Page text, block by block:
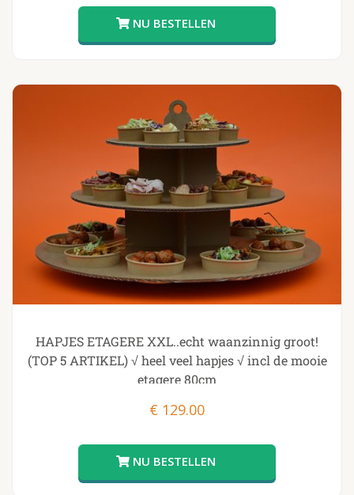
HAPJES ETAGERE XXL..echt waanzinnig groot!
(TOP 5 ARTIKEL) √ heel veel hapjes √ incl de mooie
etagere 80cm
€ 129.00